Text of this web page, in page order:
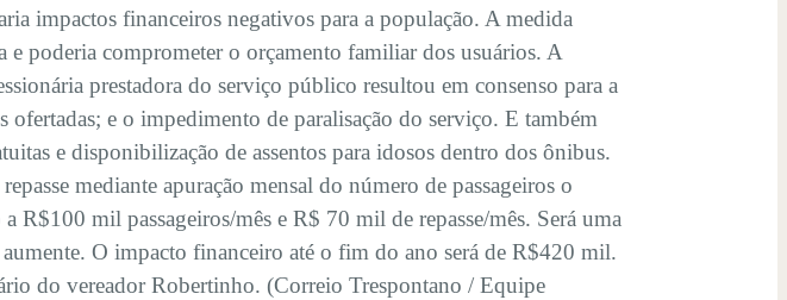
impactos financeiros negativos para a população. A medida
poderia comprometer o orçamento familiar dos usuários. A
prestadora do serviço público resultou em consenso para a
e o impedimento de paralisação do serviço. E também
e disponibilização de assentos para idosos dentro dos ônibus.
mediante apuração mensal do número de passageiros o
R$100 mil passageiros/mês e R$ 70 mil de repasse/mês. Será uma
O impacto financeiro até o fim do ano será de R$420 mil.
do vereador Robertinho. (Correio Trespontano / Equipe